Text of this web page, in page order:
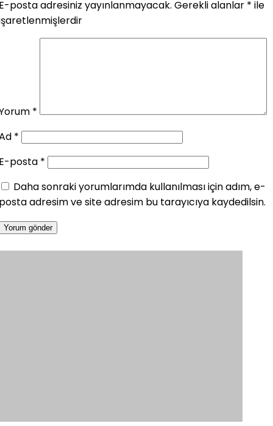
posta adresiniz yayınlanmayacak. Gerekli alanlar * ile
*
*
posta *
Daha sonraki yorumlarımda kullanılması için adım, e-
adresim ve site adresim bu tarayıcıya kaydedilsin.